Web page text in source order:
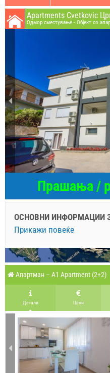
Apartments Cvetkovic
Oдмор сместување - Објект со
Прашања /
ОСНОВНИ ИНФОРМАЦИИ
Прикажи повеќе
Апартман – A1 Apartment (2+2)
Детали Цени